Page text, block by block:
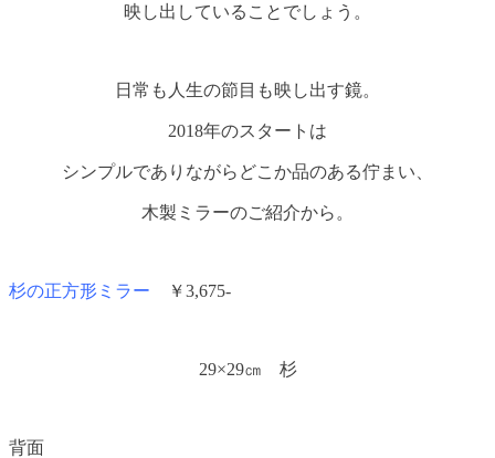
映し出していることでしょう。
日常も人生の節目も映し出す鏡。
2018年のスタートは
シンプルでありながらどこか品のある佇まい、
木製ミラーのご紹介から。
杉の正方形ミラー ￥3,675-
29×29㎝ 杉
背面